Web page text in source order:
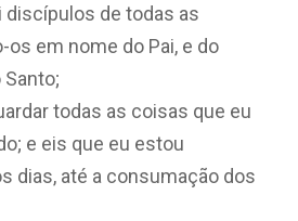
discípulos de todas as
os em nome do Pai, e do
Santo;
todas as coisas que eu
e eis que eu estou
dias, até a consumação dos